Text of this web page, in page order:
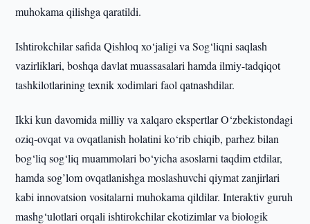
muhokama qilishga qaratildi.
Ishtirokchilar safida Qishloq xo‘jaligi va Sog‘liqni saqlash
vazirliklari, boshqa davlat muassasalari hamda ilmiy-tadqiqot
tashkilotlarining texnik xodimlari faol qatnashdilar.
Ikki kun davomida milliy va xalqaro ekspertlar O‘zbekistondagi
oziq-ovqat va ovqatlanish holatini ko‘rib chiqib, parhez bilan
bog‘liq sog‘liq muammolari bo‘yicha asoslarni taqdim etdilar,
hamda sog’lom ovqatlanishga moslashuvchi qiymat zanjirlari
kabi innovatsion vositalarni muhokama qildilar. Interaktiv guruh
mashg‘ulotlari orqali ishtirokchilar ekotizimlar va biologik